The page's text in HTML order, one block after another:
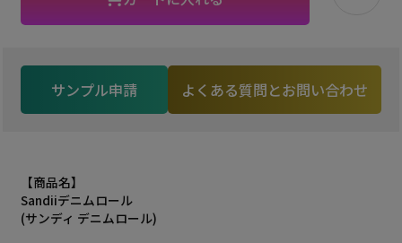
サンプル申請 よくある質問とお問い合わせ
【商品名】
Sandiiデニムロール
(サンディ デニムロール)